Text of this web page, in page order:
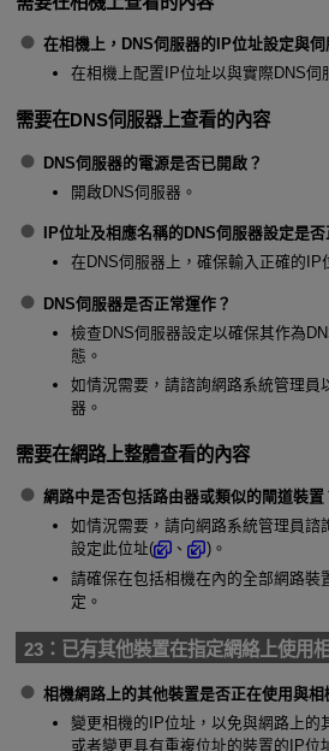
在相機上，DNS伺服器的IP位址設定與
在相機上配置IP位址以與實際DNS伺
需要在DNS伺服器上查看的內容
DNS伺服器的電源是否已開啟？
開啟DNS伺服器。
IP位址及相應名稱的DNS伺服器設定是否
在DNS伺服器上，確保輸入正確的IP
DNS伺服器是否正常運作？
檢查DNS伺服器設定以確保其作為
態。
如情況需要，請諮詢網路系統管理員
器。
需要在網路上整體查看的內容
網路中是否包括路由器或類似的閘道裝置
如情況需要，請向網路系統管理員諮
設定此位址(
、
)。
請確保在包括相機在內的全部網路裝
定。
23： 已有其他裝置在指定網絡上使用
相機網路上的其他裝置是否正在使用與相
變更相機的IP位址，以免與網路上的
或者變更具有重複位址的裝置的IP位